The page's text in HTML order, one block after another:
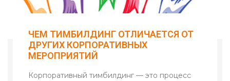
ЧЕМ ТИМБИЛДИНГ ОТЛИЧАЕТСЯ ОТ
ДРУГИХ КОРПОРАТИВНЫХ
МЕРОПРИЯТИЙ
Корпоративный тимбилдинг — это процесс